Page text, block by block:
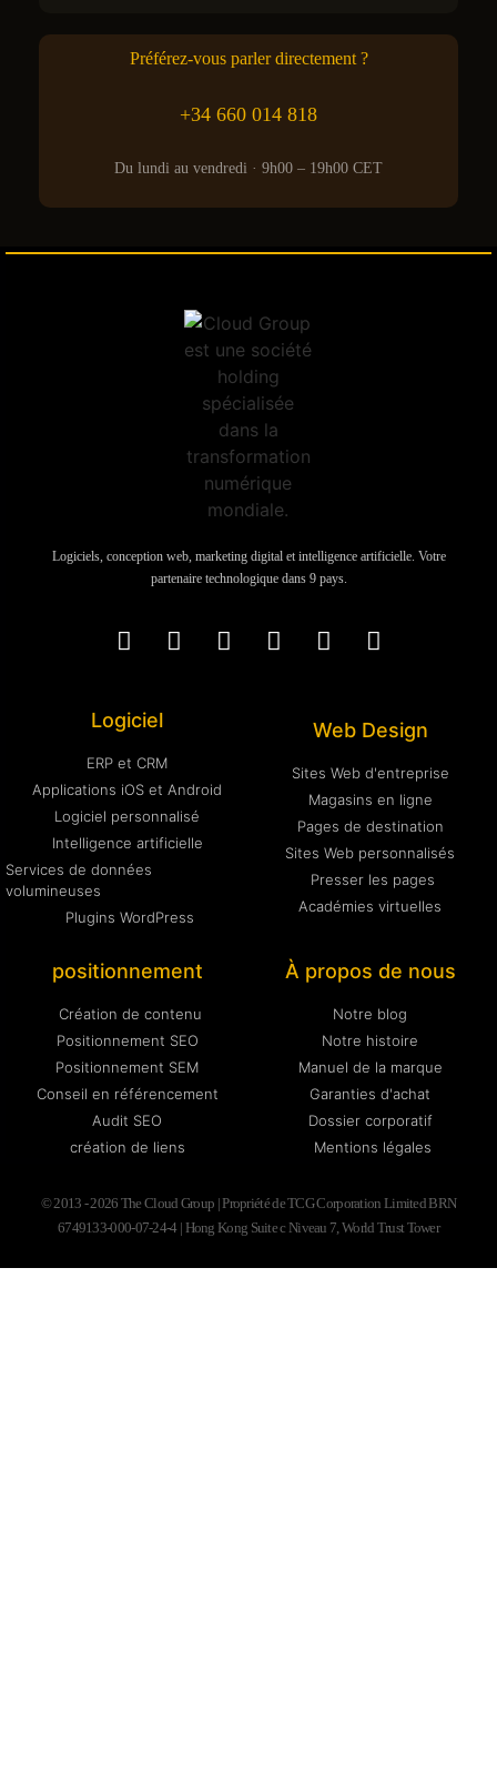
Préférez-vous parler directement ?
+34 660 014 818
Du lundi au vendredi · 9h00 – 19h00 CET
Logiciels, conception web, marketing digital et intelligence artificielle. Votre
partenaire technologique dans 9 pays.
Logiciel
ERP et CRM
Applications iOS et Android
Logiciel personnalisé
Intelligence artificielle
Services de données
volumineuses
Plugins WordPress
Web Design
Sites Web d'entreprise
Magasins en ligne
Pages de destination
Sites Web personnalisés
Presser les pages
Académies virtuelles
positionnement
Création de contenu
Positionnement SEO
Positionnement SEM
Conseil en référencement
Audit SEO
création de liens
À propos de nous
Notre blog
Notre histoire
Manuel de la marque
Garanties d'achat
Dossier corporatif
Mentions légales
© 2013 - 2026 The Cloud Group | Propriété de TCG Corporation Limited BRN
6749133-000-07-24-4 | Hong Kong Suite c Niveau 7, World Trust Tower